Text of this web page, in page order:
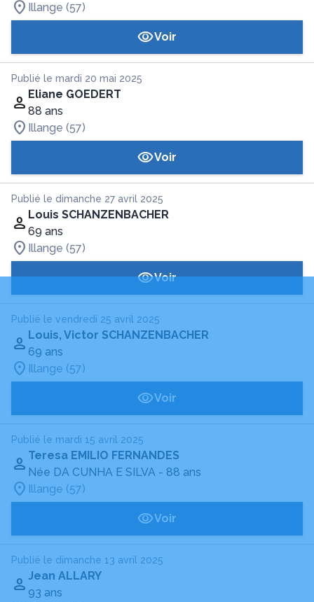
Illange (57)
Voir
Publié le mardi 20 mai 2025
Eliane GOEDERT
88 ans
Illange (57)
Voir
Publié le dimanche 27 avril 2025
Louis SCHANZENBACHER
69 ans
Illange (57)
Voir
Publié le vendredi 25 avril 2025
Louis, Victor SCHANZENBACHER
69 ans
Illange (57)
Voir
Publié le mardi 15 avril 2025
Teresa EMILIO FERNANDES
Née DA CUNHA E SILVA - 88 ans
Illange (57)
Voir
Publié le dimanche 13 avril 2025
Jean ALLARY
93 ans